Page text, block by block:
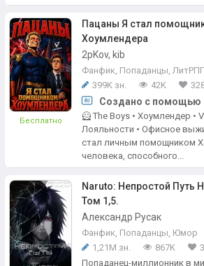
Бесплатно
Пацаны Я стал
Хоумлендера
2pKov, kib
Фанфик, Попаданцы, ЛитРПГ
399K зн.
42K
Создано с помощью
🦸 The Boys • Хоумлендер •
Лояльности • Офисное
стал личным помощником
человека, способного...
Naruto: Непростой Путь
Том 1,5.
Александр Русак
Фанфик, Попаданцы, Юмор
1,21М зн.
867K
Попаданец-миллионник в